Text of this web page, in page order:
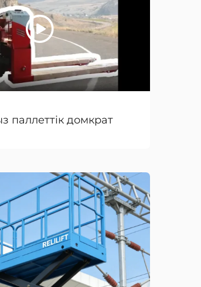
паллеттік домкрат